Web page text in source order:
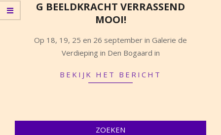
G BEELDKRACHT VERRASSEND
MOOI!
09-
Op 18, 19, 25 en 26 september in Galerie de
Verdieping in Den Bogaard in
BEKIJK HET BERICHT
ZOEKEN